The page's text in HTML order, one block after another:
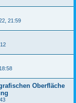
21:59
Oberfläche